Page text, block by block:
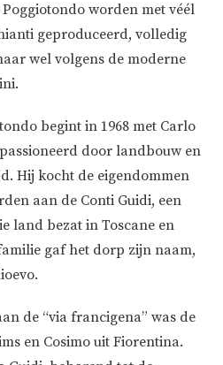
worden met véél
geproduceerd, volledig
wel volgens de moderne
begint in 1968 met Carlo
door landbouw en
Hij kocht de eigendommen
aan de Conti Guidi, een
land bezat in Toscane en
gaf het dorp zijn naam,
de “via francigena” was de
en Cosimo uit Fiorentina.